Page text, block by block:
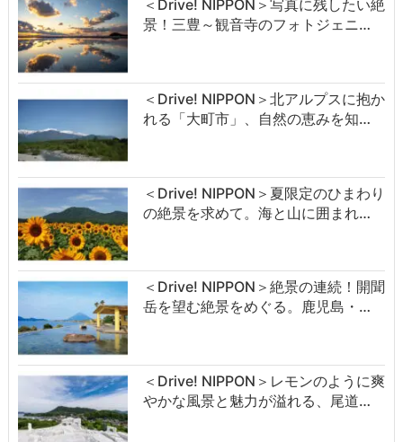
＜Drive! NIPPON＞写真に残したい絶
景！三豊～観音寺のフォトジェニ…
＜Drive! NIPPON＞北アルプスに抱か
れる「大町市」、自然の恵みを知…
＜Drive! NIPPON＞夏限定のひまわり
の絶景を求めて。海と山に囲まれ…
＜Drive! NIPPON＞絶景の連続！開聞
岳を望む絶景をめぐる。鹿児島・…
＜Drive! NIPPON＞レモンのように爽
やかな風景と魅力が溢れる、尾道…